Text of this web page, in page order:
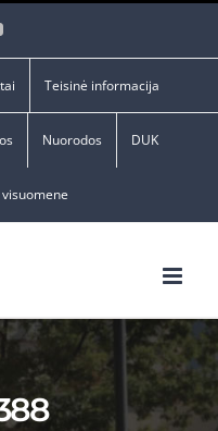
YouTube
Teisinė informacija
Nuorodos DUK